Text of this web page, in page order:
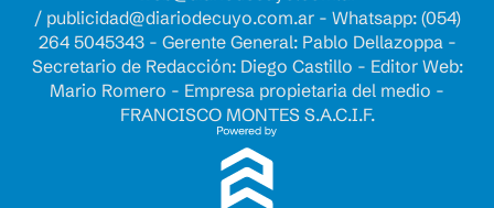
/ publicidad@diariodecuyo.com.ar- Whatsapp: (054)
264 5045343 - Gerente General: Pablo Dellazoppa -
Secretario de Redacción: Diego Castillo - Editor Web:
Mario Romero - Empresa propietaria del medio -
FRANCISCO MONTES S.A.C.I.F.